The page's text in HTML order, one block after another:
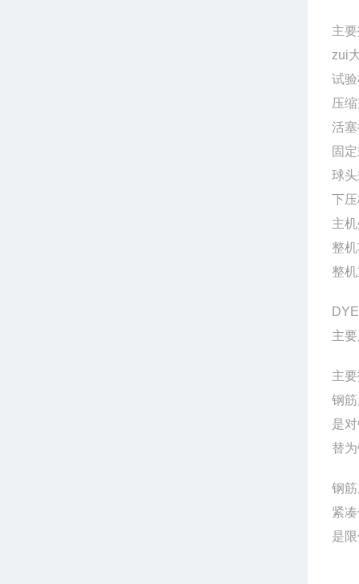
主
zui
试
压
活
固
球
下
主
整
整
主
主
钢
是
替
钢
紧
是